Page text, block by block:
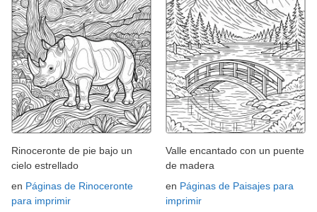
Rinoceronte de pie bajo un
cielo estrellado
en Páginas de Rinoceronte
para imprimir
Valle encantado con un puente
de madera
en Páginas de Paisajes para
imprimir